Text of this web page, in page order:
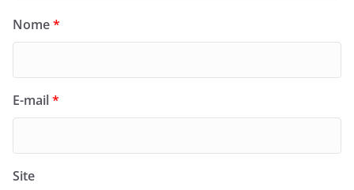
Nome*
E-mail*
Site